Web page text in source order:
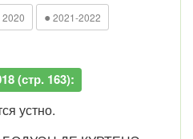
2020 ● 2021-2022
(стр. 163):
устно.